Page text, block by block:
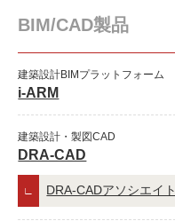
BIM/CAD製品
建築設計BIMプラットフォーム
i-ARM
建築設計・製図CAD
DRA-CAD
DRA-CADアソシエイト